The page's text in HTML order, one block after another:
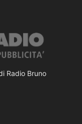
Radio Bruno